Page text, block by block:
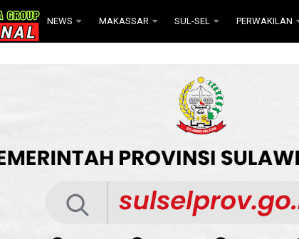
NEWS MAKASSAR SUL-SEL PERWAKILAN